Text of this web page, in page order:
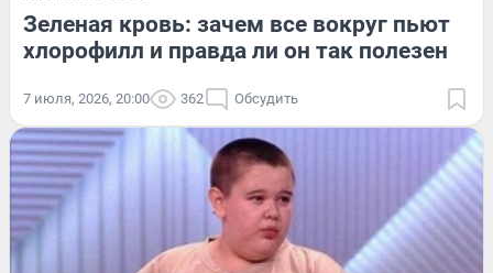
Зеленая кровь: зачем все вокруг пьют
хлорофилл и правда ли он так полезен
7 июля, 2026, 20:00 362 Обсудить